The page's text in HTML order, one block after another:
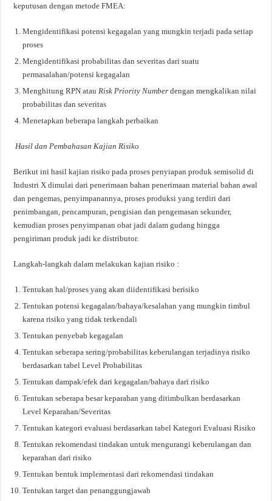
keputusan dengan metode FMEA:
Mengidentifikasi potensi kegagalan yang mungkin terjadi pada setiap
proses
Mengidentifikasi probabilitas dan severitas dari suatu
permasalahan/potensi kegagalan
Menghitung RPN atau Risk Priority Number dengan mengkalikan nilai
probabilitas dan severitas
Menetapkan beberapa langkah perbaikan
Hasil dan Pembahasan Kajian Risiko
Berikut ini hasil kajian risiko pada proses penyiapan produk semisolid di
Industri X dimulai dari penerimaan bahan penerimaan material bahan awal
dan pengemas, penyimpanannya, proses produksi yang terdiri dari
penimbangan, pencampuran, pengisian dan pengemasan sekunder,
kemudian proses penyimpanan obat jadi dalam gudang hingga
pengiriman produk jadi ke distributor.
Langkah-langkah dalam melakukan kajian risiko :
Tentukan hal/proses yang akan diidentifikasi berisiko
Tentukan potensi kegagalan/bahaya/kesalahan yang mungkin timbul
karena risiko yang tidak terkendali
Tentukan penyebab kegagalan
Tentukan seberapa sering/probabilitas keberulangan terjadinya risiko
berdasarkan tabel Level Probabilitas
Tentukan dampak/efek dari kegagalan/bahaya dari risiko
Tentukan seberapa besar keparahan yang ditimbulkan berdasarkan
Level Keparahan/Severitas
Tentukan kategori evaluasi berdasarkan tabel Kategori Evaluasi Risiko
Tentukan rekomendasi tindakan untuk mengurangi keberulangan dan
keparahan dari risiko
Tentukan bentuk implementasi dari rekomendasi tindakan
Tentukan target dan penanggungjawab